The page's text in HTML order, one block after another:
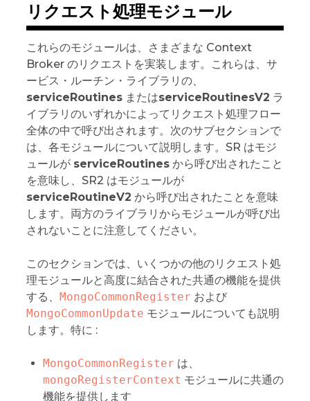
リクエスト処理モジュール
これらのモジュールは、さまざまな Context
Broker のリクエストを実装します。これらは、サ
ービス・ルーチン・ライブラリの、
serviceRoutinesまたはserviceRoutinesV2 ラ
イブラリのいずれかによってリクエスト処理フロー
全体の中で呼び出されます。次のサブセクションで
は、各モジュールについて説明します。SR はモジ
ュールが serviceRoutinesから呼び出されたこと
を意味し、SR2 はモジュールが
serviceRoutineV2 から呼び出されたことを意味
します。両方のライブラリからモジュールが呼び出
されないことに注意してください。
このセクションでは、いくつかの他のリクエスト処
理モジュールと高度に結合された共通の機能を提供
する、 MongoCommonRegister および
MongoCommonUpdate モジュールについても説明
します。特に :
MongoCommonRegister は、
mongoRegisterContext モジュールに共通の
機能を提供します